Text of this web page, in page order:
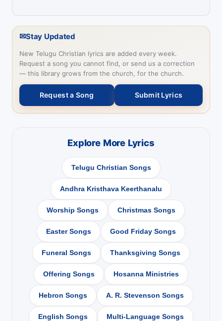
✉Stay Updated
New Telugu Christian lyrics are added every week.
Request a song you cannot find, or send us a correction
— this library grows from the church, for the church.
Request a Song Submit Lyrics
Explore More Lyrics
Telugu Christian Songs
Andhra Kristhava Keerthanalu
Worship Songs Christmas Songs
Easter Songs Good Friday Songs
Funeral Songs Thanksgiving Songs
Offering Songs Hosanna Ministries
Hebron Songs A. R. Stevenson Songs
English Songs Multi-Language Songs